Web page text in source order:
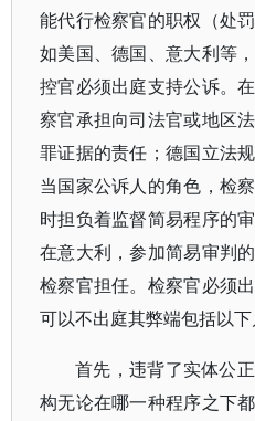
能代行检察官的职权（处
如美国、德国、意大利等
控官必须出庭支持公诉。
察官承担向司法官或地区
罪证据的责任；德国立法
当国家公诉人的角色，检
时担负着监督简易程序的
在意大利，参加简易审判
检察官担任。检察官必须
可以不出庭其弊端包括以下
首先，违背了实体公
构无论在哪一种程序之下